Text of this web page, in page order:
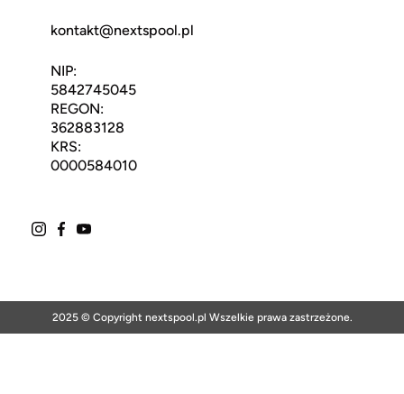
kontakt@nextspool.pl
NIP:
5842745045
REGON:
362883128
KRS:
0000584010